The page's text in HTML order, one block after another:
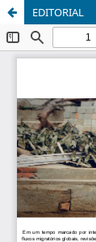
EDITORIAL